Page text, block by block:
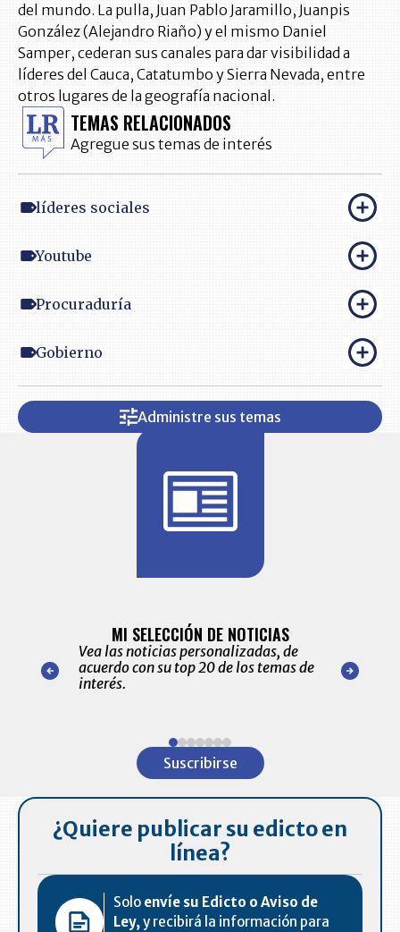
del mundo. La pulla, Juan Pablo Jaramillo, Juanpis
González (Alejandro Riaño) y el mismo Daniel
Samper, cederan sus canales para dar visibilidad a
líderes del Cauca, Catatumbo y Sierra Nevada, entre
otros lugares de la geografía nacional.
TEMAS RELACIONADOS
Agregue sus temas de interés
líderes sociales
Youtube
Procuraduría
Gobierno
Administre sus temas
nuestro
para
MI SELECCIÓN DE NOTICIAS
Vea las noticias personalizadas, de
acuerdo con su top 20 de los temas de
interés.
de las
Suscribirse
¿Quiere publicar su edicto en
línea?
Solo envíe su Edicto o Aviso de
Ley,y recibirá la información para